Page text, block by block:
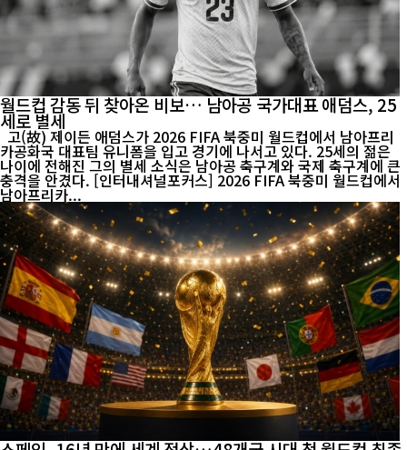
월드컵 감동 뒤 찾아온 비보… 남아공 국가대표 애덤스, 25
세로 별세
카공화국 대표팀 유니폼을 입고 경기에 나서고 있다. 25세의 젊은
나이에 전해진 그의 별세 소식은 남아공 축구계와 국제 축구계에 큰
충격을 안겼다. [인터내셔널포커스] 2026 FIFA 북중미 월드컵에서
남아프리카...